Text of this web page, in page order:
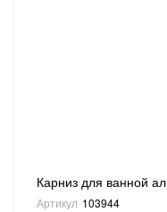
Карниз для ванной
Артикул 103944